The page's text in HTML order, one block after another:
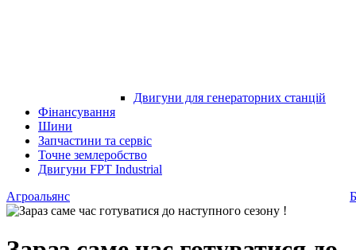
Двигуни для генераторних станцій
Фінансування
Шини
Запчастини та сервіс
Точне землеробство
Двигуни FPT Industrial
Агроальянс